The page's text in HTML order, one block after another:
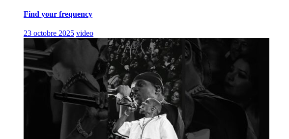
Find your frequency
23 octobre 2025 video